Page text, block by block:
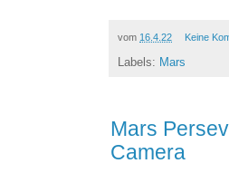
vom 16.4.22 Keine
Labels: Mars
Mars
Camera